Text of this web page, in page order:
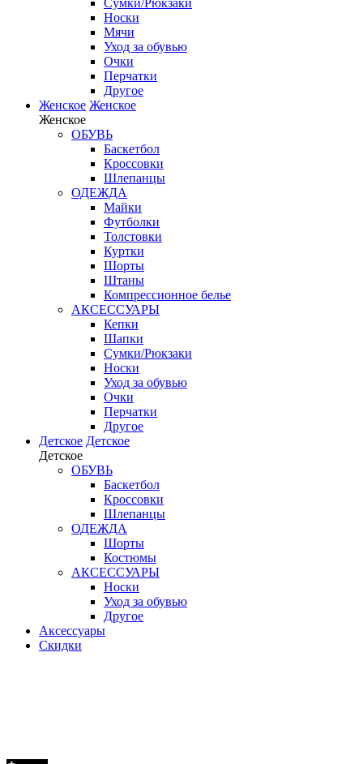
Сумки/Рюкзаки
Носки
Мячи
Уход за обувью
Очки
Перчатки
Другое
Женское Женское
Женское
ОБУВЬ
Баскетбол
Кроссовки
Шлепанцы
ОДЕЖДА
Майки
Футболки
Толстовки
Куртки
Шорты
Штаны
Компрессионное белье
АКСЕССУАРЫ
Кепки
Шапки
Сумки/Рюкзаки
Носки
Уход за обувью
Очки
Перчатки
Другое
Детское Детское
Детское
ОБУВЬ
Баскетбол
Кроссовки
Шлепанцы
ОДЕЖДА
Шорты
Костюмы
АКСЕССУАРЫ
Носки
Уход за обувью
Другое
Аксессуары
Скидки